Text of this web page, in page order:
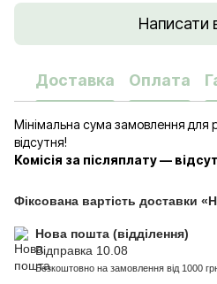
Написати
Доставка Оплата
Мінімальна сума замовлення для
відсутня!
Комісія за післяплату —
Фіксована вартість доставки
Нова пошта (відділення)
Відправка 10.08
Безкоштовно на замовлення від 1000